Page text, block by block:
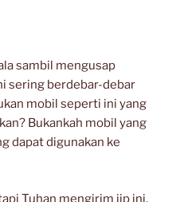
sambil mengusap
sering berdebar-debar
mobil seperti ini yang
Bukankah mobil yang
dapat digunakan ke
Tuhan mengirim jip ini,